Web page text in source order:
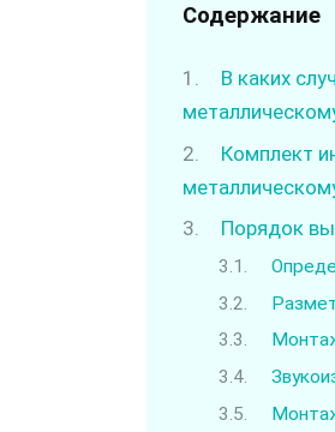
Содержание
В каких
Комплект
Порядок